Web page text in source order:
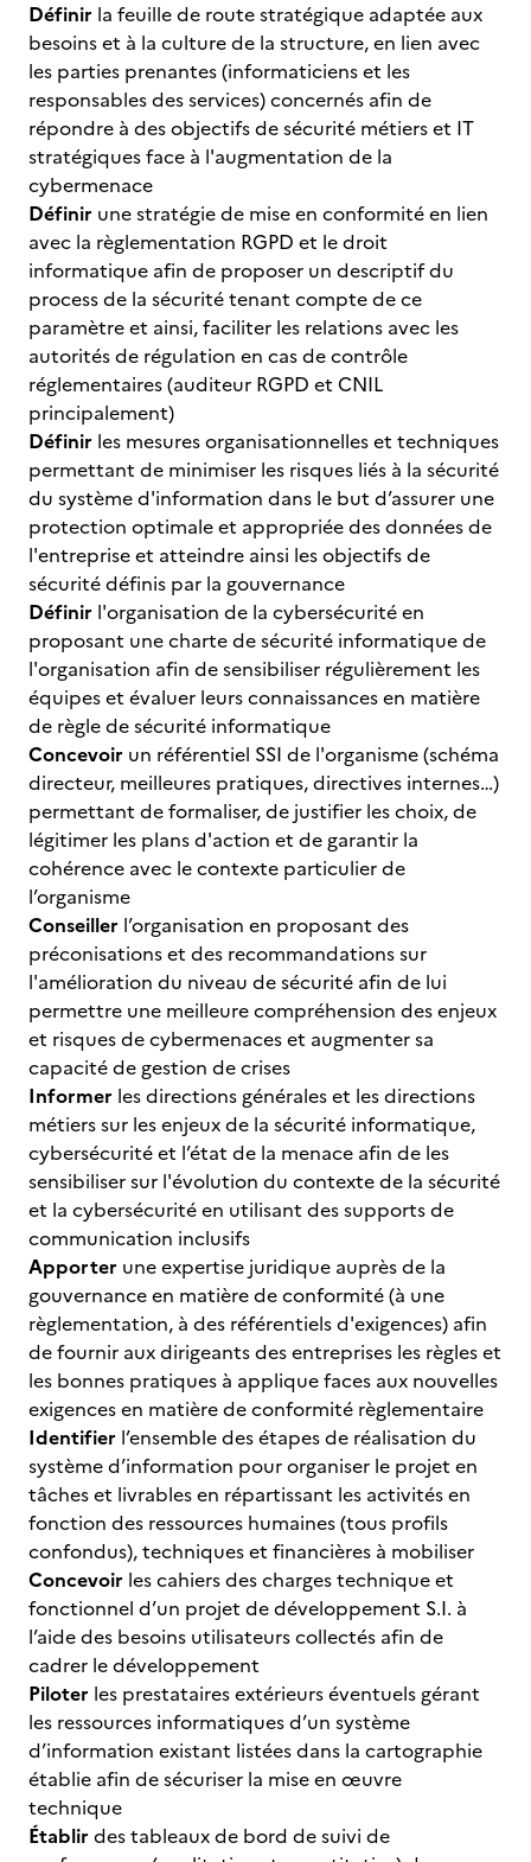
Définir la feuille de route stratégique adaptée aux
besoins et à la culture de la structure, en lien avec
les parties prenantes (informaticiens et les
responsables des services) concernés afin de
répondre à des objectifs de sécurité métiers et IT
stratégiques face à l'augmentation de la
cybermenace
Définir une stratégie de mise en conformité en lien
avec la règlementation RGPD et le droit
informatique afin de proposer un descriptif du
process de la sécurité tenant compte de ce
paramètre et ainsi, faciliter les relations avec les
autorités de régulation en cas de contrôle
réglementaires (auditeur RGPD et CNIL
principalement)
Définir les mesures organisationnelles et techniques
permettant de minimiser les risques liés à la sécurité
du système d'information dans le but d’assurer une
protection optimale et appropriée des données de
l'entreprise et atteindre ainsi les objectifs de
sécurité définis par la gouvernance
Définir l'organisation de la cybersécurité en
proposant une charte de sécurité informatique de
l'organisation afin de sensibiliser régulièrement les
équipes et évaluer leurs connaissances en matière
de règle de sécurité informatique
Concevoir un référentiel SSI de l'organisme (schéma
directeur, meilleures pratiques, directives internes…)
permettant de formaliser, de justifier les choix, de
légitimer les plans d'action et de garantir la
cohérence avec le contexte particulier de
l’organisme
Conseiller l’organisation en proposant des
préconisations et des recommandations sur
l'amélioration du niveau de sécurité afin de lui
permettre une meilleure compréhension des enjeux
et risques de cybermenaces et augmenter sa
capacité de gestion de crises
Informer les directions générales et les directions
métiers sur les enjeux de la sécurité informatique,
cybersécurité et l’état de la menace afin de les
sensibiliser sur l'évolution du contexte de la sécurité
et la cybersécurité en utilisant des supports de
communication inclusifs
Apporter une expertise juridique auprès de la
gouvernance en matière de conformité (à une
règlementation, à des référentiels d'exigences) afin
de fournir aux dirigeants des entreprises les règles et
les bonnes pratiques à applique faces aux nouvelles
exigences en matière de conformité règlementaire
Identifier l’ensemble des étapes de réalisation du
système d’information pour organiser le projet en
tâches et livrables en répartissant les activités en
fonction des ressources humaines (tous profils
confondus), techniques et financières à mobiliser
Concevoir les cahiers des charges technique et
fonctionnel d’un projet de développement S.I. à
l’aide des besoins utilisateurs collectés afin de
cadrer le développement
Piloter les prestataires extérieurs éventuels gérant
les ressources informatiques d’un système
d’information existant listées dans la cartographie
établie afin de sécuriser la mise en œuvre
technique
Établir des tableaux de bord de suivi de